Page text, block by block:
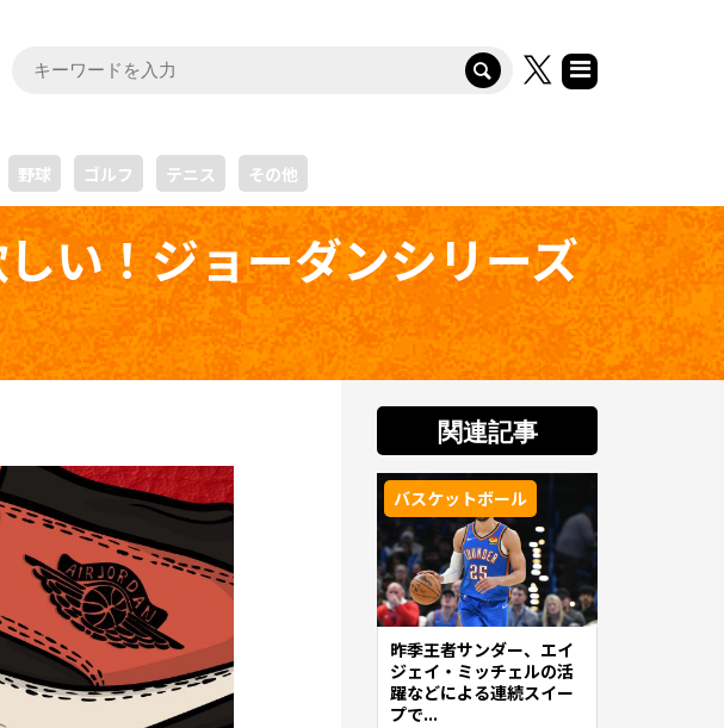
野球 ゴルフ テニス その他
い！ジョーダンシリーズ
関連記事
バスケットボール
昨季王者サンダー、エイ
ジェイ・ミッチェルの活
躍などによる連続スイー
プで...